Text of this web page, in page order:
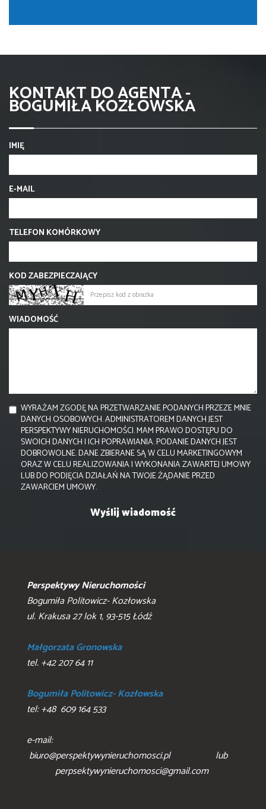
KONTAKT DO AGENTA -
BOGUMIŁA KOZŁOWSKA
IMIĘ
E-MAIL
TELEFON KOMÓRKOWY
KOD ZABEZPIECZAJĄCY
WIADOMOŚĆ
WYRAŻAM ZGODĘ NA PRZETWARZANIE PODANYCH PRZEZE MNIE
DANYCH OSOBOWYCH. ADMINISTRATOREM DANYCH JEST
PERSPEKTYWY NIERUCHOMOŚCI. MAM PRAWO DOSTĘPU DO
SWOICH DANYCH I ICH POPRAWIANIA. PODANIE DANYCH JEST
DOBROWOLNE. DANE ZBIERANE SĄ W CELU MARKETINGOWYM
ORAZ W CELU REALIZOWANIA I WYKONANIA ZAWARTEJ UMOWY
LUB DO PODJĘCIA DZIAŁAŃ NA TWOJE ŻĄDANIE PRZED
ZAWARCIEM UMOWY.
Perspektywy Nieruchomości
Bogumiła Politowicz- Kozłowska
ul. Krakusa 27 lok 1, 93-515 Łódź
Małgorzata Gronowska
tel. +42 207 64 11
Bogumiła Politowicz- Kozłowska
tel: +48 609 164 533
e-mail:
biuro@perspektywynieruchomosci.pl lub
perpsektywynieruchomosci@gmail.com